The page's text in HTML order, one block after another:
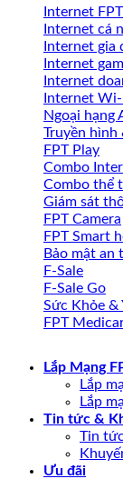
Internet FPT
Internet cá
Internet gia
Internet
Internet
Internet
Ngoại hạng
Truyền hình
FPT Play
Combo
Combo thể
Giám sát
FPT Camera
FPT Smart
Bảo mật an
F-Sale
F-Sale Go
Sức Khỏe &
FPT
Lắp Mạng
Lắp
Lắp
Tin tức &
Tin tức
Ưu đãi